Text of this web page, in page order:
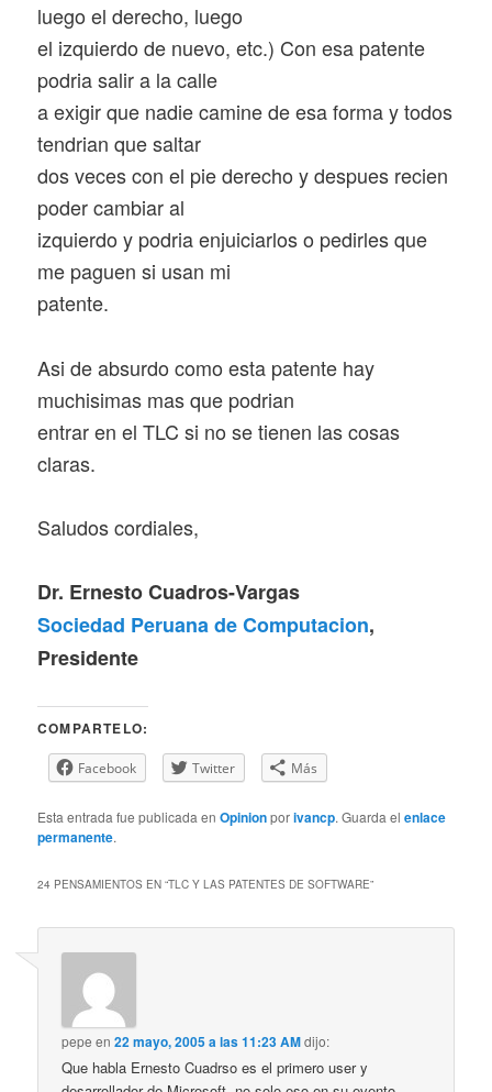
luego el derecho, luego
el izquierdo de nuevo, etc.) Con esa patente
podria salir a la calle
a exigir que nadie camine de esa forma y todos
tendrian que saltar
dos veces con el pie derecho y despues recien
poder cambiar al
izquierdo y podria enjuiciarlos o pedirles que
me paguen si usan mi
patente.
Asi de absurdo como esta patente hay
muchisimas mas que podrian
entrar en el TLC si no se tienen las cosas
claras.
Saludos cordiales,
Dr. Ernesto Cuadros-Vargas
Sociedad Peruana de Computacion,
Presidente
COMPARTELO:
Facebook Twitter Más
Esta entrada fue publicada enOpinionporivancp. Guarda elenlace
permanente.
24 PENSAMIENTOS EN “TLC Y LAS PATENTES DE SOFTWARE”
pepe en22 mayo, 2005 a las 11:23 AMdijo:
Que habla Ernesto Cuadrso es el primero user y